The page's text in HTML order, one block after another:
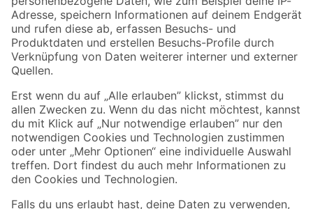
Zahlungsarten Versandarten
Sicher einkaufen
Jetzt die toom-App herunterladen